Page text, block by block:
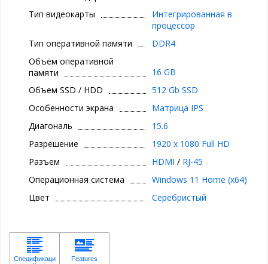
Тип видеокарты
Интегрированная в
процессор
Тип оперативной памяти
DDR4
Объём оперативной
памяти
16 GB
Объем SSD / HDD
512 Gb SSD
Особенности экрана
Матрица IPS
Диагональ
15.6
Разрешение
1920 x 1080 Full HD
Разъем
HDMI / RJ-45
Операционная система
Windows 11 Home (x64)
Цвет
Серебристый